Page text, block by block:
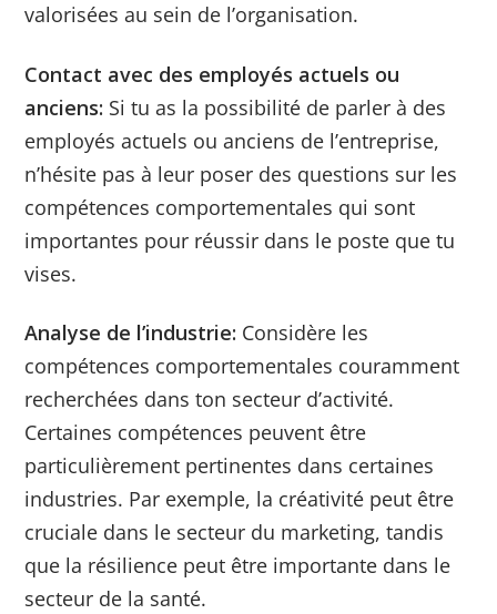
valorisées au sein de l’organisation.
Contact avec des employés actuels ou
anciens: Si tu as la possibilité de parler à des
employés actuels ou anciens de l’entreprise,
n’hésite pas à leur poser des questions sur les
compétences comportementales qui sont
importantes pour réussir dans le poste que tu
vises.
Analyse de l’industrie: Considère les
compétences comportementales couramment
recherchées dans ton secteur d’activité.
Certaines compétences peuvent être
particulièrement pertinentes dans certaines
industries. Par exemple, la créativité peut être
cruciale dans le secteur du marketing, tandis
que la résilience peut être importante dans le
secteur de la santé.